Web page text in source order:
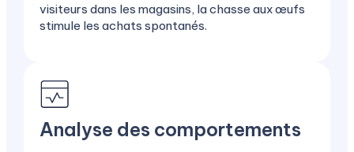
visiteurs dans les magasins, la chasse aux œufs
stimule les achats spontanés.
Analyse des comportements